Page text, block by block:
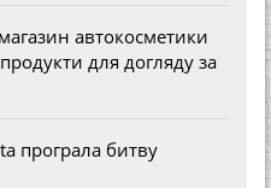
автокосметики
продукти для догляду за
програла битву